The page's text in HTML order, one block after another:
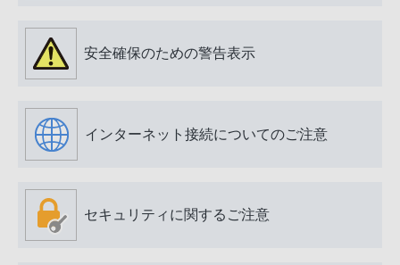
安全確保のための警告表示
インターネット接続についてのご注意
セキュリティに関するご注意